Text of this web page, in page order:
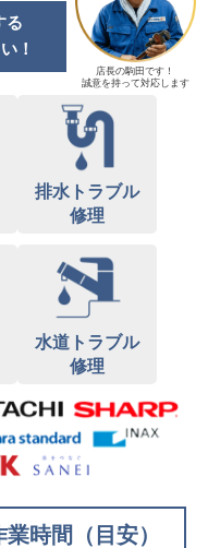
る
！
店長の駒田です！
誠意を持って対応します
排水トラブル
修理
水道トラブル
修理
時間（目安）